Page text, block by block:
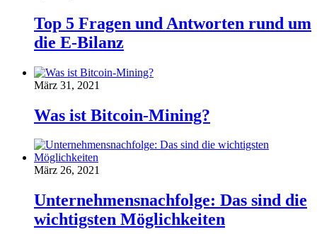
Top 5 Fragen und Antworten rund um
die E-Bilanz
März 31, 2021
Was ist Bitcoin-Mining?
März 26, 2021
Unternehmensnachfolge: Das sind die
wichtigsten Möglichkeiten